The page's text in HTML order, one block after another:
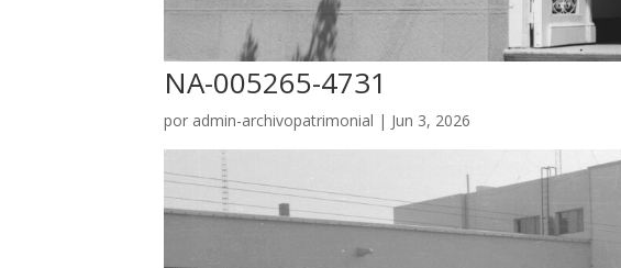
NA-005265-4731
por admin-archivopatrimonial | Jun 3, 2026